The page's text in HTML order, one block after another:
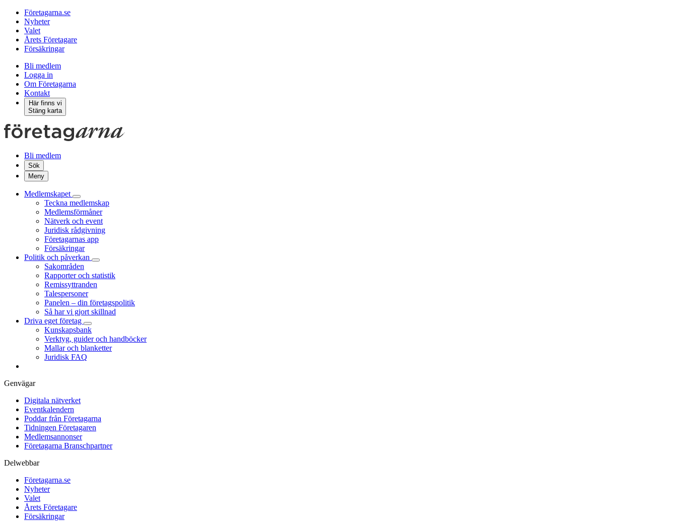
Företagarna.se
Nyheter
Valet
Årets Företagare
Försäkringar
Bli medlem
Logga in
Om Företagarna
Kontakt
Här finns vi
Stäng karta
Bli medlem
Sök
Meny
Medlemskapet
Teckna medlemskap
Medlemsförmåner
Nätverk och event
Juridisk rådgivning
Företagarnas app
Försäkringar
Politik och påverkan
Sakområden
Rapporter och statistik
Remissyttranden
Talespersoner
Panelen – din företagspolitik
Så har vi gjort skillnad
Driva eget företag
Kunskapsbank
Verktyg, guider och handböcker
Mallar och blanketter
Juridisk FAQ
Genvägar
Digitala nätverket
Eventkalendern
Poddar från Företagarna
Tidningen Företagaren
Medlemsannonser
Företagarna Branschpartner
Delwebbar
Företagarna.se
Nyheter
Valet
Årets Företagare
Försäkringar